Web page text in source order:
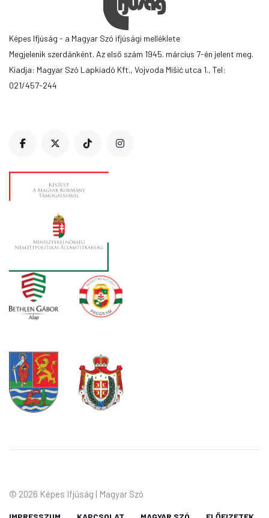
Képes Ifjúság - a Magyar Szó ifjúsági melléklete
Megjelenik szerdánként. Az első szám 1945. március 7-én jelent meg.
Kiadja: Magyar Szó Lapkiadó Kft., Vojvoda Mišić utca 1., Tel:
021/457-244
© 2026 Képes Ifjúság | Magyar Szó